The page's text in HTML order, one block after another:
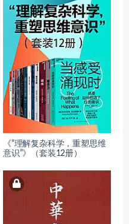
《“理解复杂科学，重塑思维
意识”》（套装12册）